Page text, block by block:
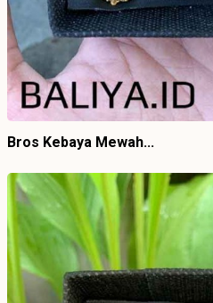
Bros Kebaya Mewah...